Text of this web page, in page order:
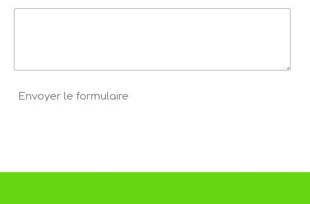
Envoyer le formulaire